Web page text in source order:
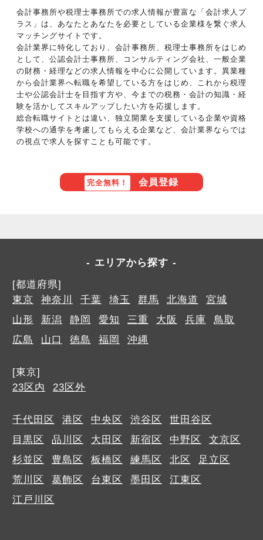
会計事務所や税理士事務所での求人情報が豊富な「会計求人プ
ラス」は、あなたとあなたを必要としている企業様を繋ぐ求人
マッチングサイトです。
会計業界に特化しており、会計事務所、税理士事務所をはじめ
として、公認会計士事務所、コンサルティング会社、一般企業
の財務・経理などの求人情報を中心に公開しています。異業種
から会計業界へ転職を希望している方をはじめ、これから税理
士や公認会計士を目指す方や、今までの税務・会計の知識・経
験を活かしてスキルアップしたい方を応援します。
総合転職サイトとは違い、独立開業を支援している企業や資格
学校への通学を考慮してもらえる企業など、会計業界ならでは
の視点で求人を探すことも可能です。
完全無料！ 会員登録
エリアから探す
[都道府県]
東京
神奈川 千葉 埼玉 群馬 北海道
宮城
山形
新潟 静岡 愛知 三重 大阪 兵庫
鳥取
広島
山口 徳島 福岡 沖縄
[東京]
23区内
23区外
千代田区 港区 中央区 渋谷区
世田谷区
目黒区
品川区 大田区 新宿区 中野区
文京区
杉並区
豊島区 板橋区 練馬区 北区
足立区
荒川区
葛飾区 台東区 墨田区
江東区
江戸川区